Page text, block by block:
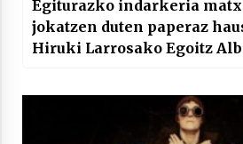
Egiturazko indarkeria
jokatzen duten paperaz
Hiruki Larrosako Egoitz